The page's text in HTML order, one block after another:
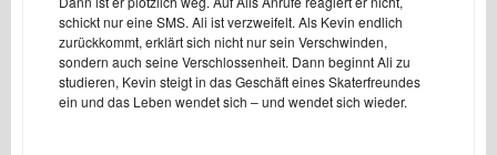
schickt nur eine SMS. Ali ist verzweifelt. Als Kevin endlich
zurückkommt, erklärt sich nicht nur sein Verschwinden,
sondern auch seine Verschlossenheit. Dann beginnt Ali zu
studieren, Kevin steigt in das Geschäft eines Skaterfreundes
ein und das Leben wendet sich – und wendet sich wieder.